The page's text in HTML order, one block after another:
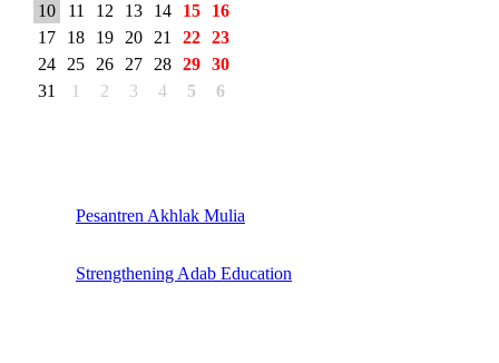
10
11 12 13 14 15
16
17
18 19 20 21 22 23
24
25 26 27 28 29 30
31
1 2 3 4 5 6
Pesantren Akhlak Mulia
Strengthening Adab Education